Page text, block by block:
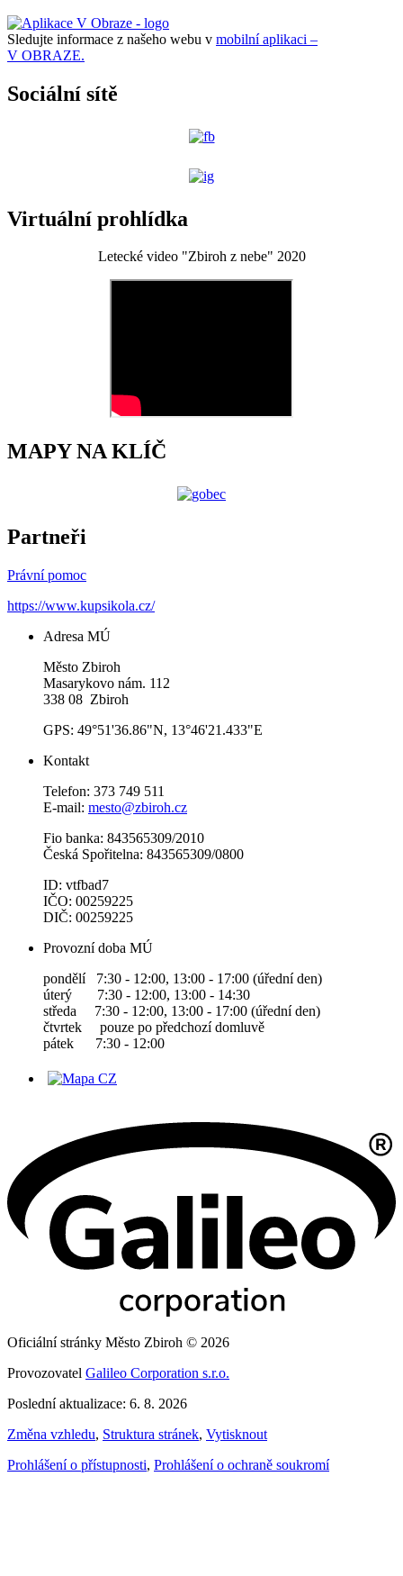
Sledujte informace z našeho webu v mobilní aplikaci –
V OBRAZE.
Sociální sítě
Virtuální prohlídka
Letecké video "Zbiroh z nebe" 2020
MAPY NA KLÍČ
Partneři
Právní pomoc
https://www.kupsikola.cz/
Adresa MÚ
Město Zbiroh
Masarykovo nám. 112
338 08 Zbiroh
GPS: 49°51'36.86"N, 13°46'21.433"E
Kontakt
Telefon: 373 749 511
E-mail: mesto@zbiroh.cz
Fio banka: 843565309/2010
Česká Spořitelna: 843565309/0800
ID: vtfbad7
IČO: 00259225
DIČ: 00259225
Provozní doba MÚ
pondělí 7:30 - 12:00, 13:00 - 17:00 (úřední den)
úterý 7:30 - 12:00, 13:00 - 14:30
středa 7:30 - 12:00, 13:00 - 17:00 (úřední den)
čtvrtek pouze po předchozí domluvě
pátek 7:30 - 12:00
Oficiální stránky Město Zbiroh © 2026
Provozovatel Galileo Corporation s.r.o.
Poslední aktualizace: 6. 8. 2026
Změna vzhledu, Struktura stránek, Vytisknout
Prohlášení o přístupnosti, Prohlášení o ochraně soukromí